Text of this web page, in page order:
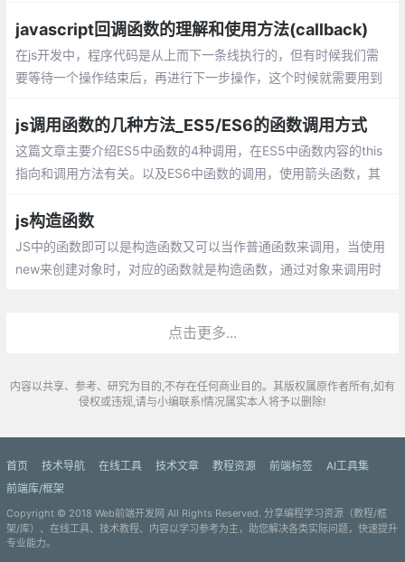
值，当前索引，原数组。
javascript回调函数的理解和使用方法(callback)
在js开发中，程序代码是从上而下一条线执行的，但有时候我们需
要等待一个操作结束后，再进行下一步操作，这个时候就需要用到
()构造函数创建的Function对象。
js调用函数的几种方法_ES5/ES6的函数调用方式
这篇文章主要介绍ES5中函数的4种调用，在ES5中函数内容的this
指向和调用方法有关。以及ES6中函数的调用，使用箭头函数，其
js构造函数
JS中的函数即可以是构造函数又可以当作普通函数来调用，当使用
new来创建对象时，对应的函数就是构造函数，通过对象来调用时
点击更多...
内容以共享、参考、研究为目的,不存在任何商业目的。其版权属原作者所有,如有
侵权或违规,请与小编联系!情况属实本人将予以删除!
首页 技术导航 在线工具 技术文章 教程资源 前端标签
AI工具集
前端库/框架